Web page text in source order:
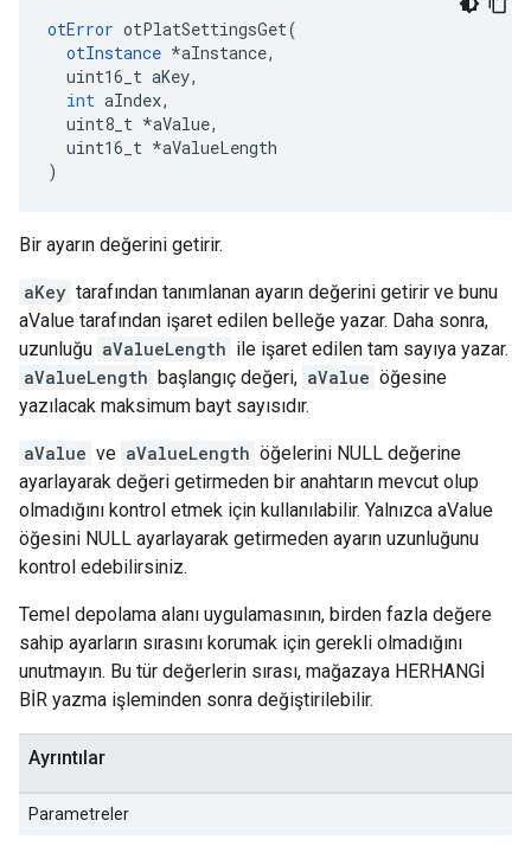
otError otPlatSettingsGet(
otInstance *aInstance,
uint16_t aKey,
int aIndex,
uint8_t *aValue,
uint16_t *aValueLength
)
Bir ayarın değerini getirir.
aKey tarafından tanımlanan ayarın değerini getirir ve bunu
aValue tarafından işaret edilen belleğe yazar. Daha sonra,
uzunluğu aValueLength ile işaret edilen tam sayıya yazar.
aValueLength başlangıç değeri, aValue öğesine
yazılacak maksimum bayt sayısıdır.
aValue ve aValueLength öğelerini NULL değerine
ayarlayarak değeri getirmeden bir anahtarın mevcut olup
olmadığını kontrol etmek için kullanılabilir. Yalnızca aValue
öğesini NULL ayarlayarak getirmeden ayarın uzunluğunu
kontrol edebilirsiniz.
Temel depolama alanı uygulamasının, birden fazla değere
sahip ayarların sırasını korumak için gerekli olmadığını
unutmayın. Bu tür değerlerin sırası, mağazaya HERHANGİ
BİR yazma işleminden sonra değiştirilebilir.
Ayrıntılar
Parametreler